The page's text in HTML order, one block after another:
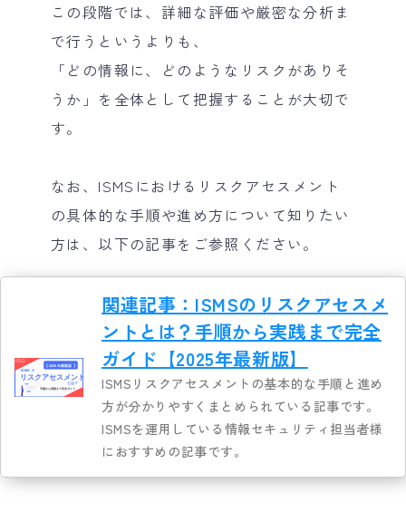
この段階では、詳細な評価や厳密な分析ま
で行うというよりも、
「どの情報に、どのようなリスクがありそ
うか」を全体として把握することが大切で
す。
なお、ISMSにおけるリスクアセスメント
の具体的な手順や進め方について知りたい
方は、以下の記事をご参照ください。
関連記事：ISMSのリスクアセスメ
ントとは？手順から実践まで完全
ガイド【2025年最新版】
ISMSリスクアセスメントの基本的な手順と進め
方が分かりやすくまとめられている記事です。
ISMSを運用している情報セキュリティ担当者様
におすすめの記事です。